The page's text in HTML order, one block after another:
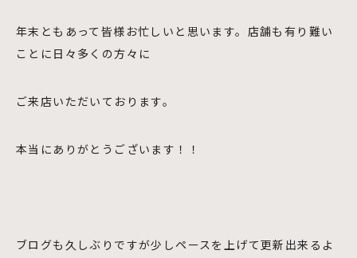
年末ともあって皆様お忙しいと思います。店舗も有り難い
ことに日々多くの方々に
ご来店いただいております。
本当にありがとうございます！！
ブログも久しぶりですが少しペースを上げて更新出来るよ